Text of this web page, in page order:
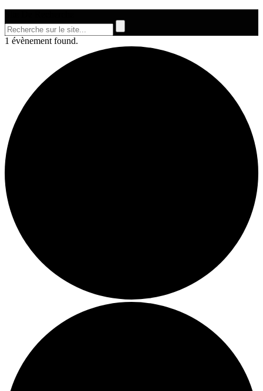
1 évènement found.